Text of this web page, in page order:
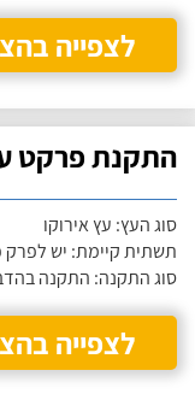
לצפייה
התקנת פרקט
סוג העץ: עץ אירוקו
תשתית קיימת: יש לפרק
סוג התקנה: התקנה
לצפייה